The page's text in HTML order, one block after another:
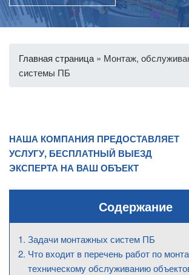
Главная страница » Монтаж,
системы ПБ
НАША КОМПАНИЯ ПРЕДОСТАВЛЯЕТ
УСЛУГУ, БЕСПЛАТНЫЙ ВЫЕЗД
ЭКСПЕРТА НА ВАШ ОБЪЕКТ
Содержание
Задачи монтажных систем ПБ
Что входит в перечень работ по
техническому обслуживанию